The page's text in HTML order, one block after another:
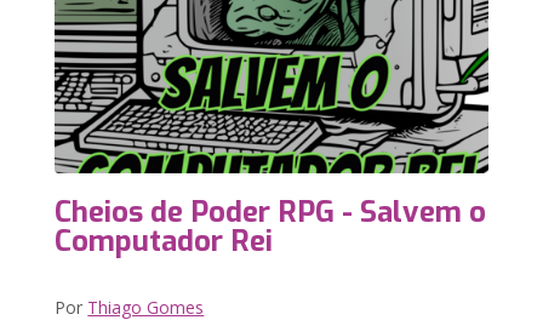
Cheios de Poder RPG - Salvem o
Computador Rei
Por Thiago Gomes